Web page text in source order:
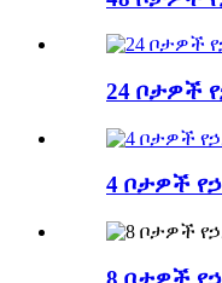
24 ቦታዎች
4 ቦታዎች